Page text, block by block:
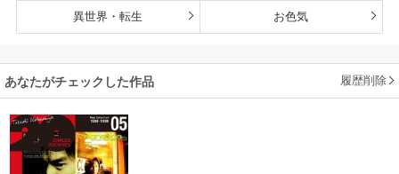
異世界・転生 お色気
あなたがチェックした作品 履歴削除